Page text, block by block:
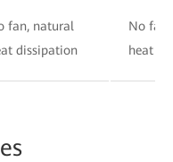
fan, natural
dissipation
No
heat
es